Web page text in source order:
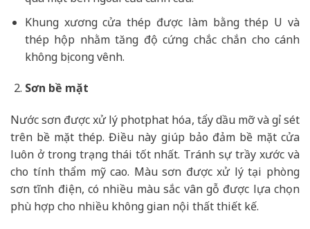
Khung xương cửa thép được làm bằng thép U và
thép hộp nhằm tăng độ cứng chắc chắn cho cánh
không bị cong vênh.
Sơn bề mặt
Nước sơn được xử lý photphat hóa, tẩy dầu mỡ và gỉ sét
trên bề mặt thép. Điều này giúp bảo đảm bề mặt cửa
luôn ở trong trạng thái tốt nhất. Tránh sự trầy xước và
cho tính thẩm mỹ cao. Màu sơn được xử lý tại phòng
sơn tĩnh điện, có nhiều màu sắc vân gỗ được lựa chọn
phù hợp cho nhiều không gian nội thất thiết kế.